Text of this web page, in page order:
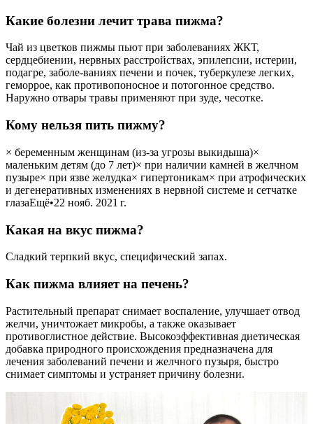
Какие болезни лечит трава пижма?
Чай из цветков пижмы пьют при заболеваниях ЖКТ,
сердцебиении, нервных расстройствах, эпилепсии, истерии,
подагре, заболе-ваниях печени и почек, туберкулезе легких,
геморрое, как противопоносное и потогонное средство.
Наружно отвары травы применяют при зуде, чесотке.
Кому нельзя пить пижму?
× беременным женщинам (из-за угрозы выкидыша)×
маленьким детям (до 7 лет)× при наличии камней в желчном
пузыре× при язве желудка× гипертоникам× при атрофических
и дегенеративных изменениях в нервной системе и сетчатке
глазаЕщё•22 нояб. 2021 г.
Какая на вкус пижма?
Сладкий терпкий вкус, специфический запах.
Как пижма влияет на печень?
Растительный препарат снимает воспаление, улучшает отвод
желчи, уничтожает микробы, а также оказывает
противоглистное действие. Высокоэффективная диетическая
добавка природного происхождения предназначена для
лечения заболеваний печени и желчного пузыря, быстро
снимает симптомы и устраняет причину болезни.